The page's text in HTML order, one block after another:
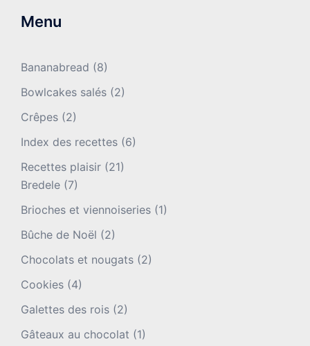
Menu
Bananabread (8)
Bowlcakes salés (2)
Crêpes (2)
Index des recettes (6)
Recettes plaisir (21)
Bredele (7)
Brioches et viennoiseries (1)
Bûche de Noël (2)
Chocolats et nougats (2)
Cookies (4)
Galettes des rois (2)
Gâteaux au chocolat (1)